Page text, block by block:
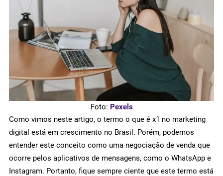
Foto: Pexels
Como vimos neste artigo, o termo o que é x1 no marketing
digital está em crescimento no Brasil. Porém, podemos
entender este conceito como uma negociação de venda que
ocorre pelos aplicativos de mensagens, como o WhatsApp e
Instagram. Portanto, fique sempre ciente que este termo está